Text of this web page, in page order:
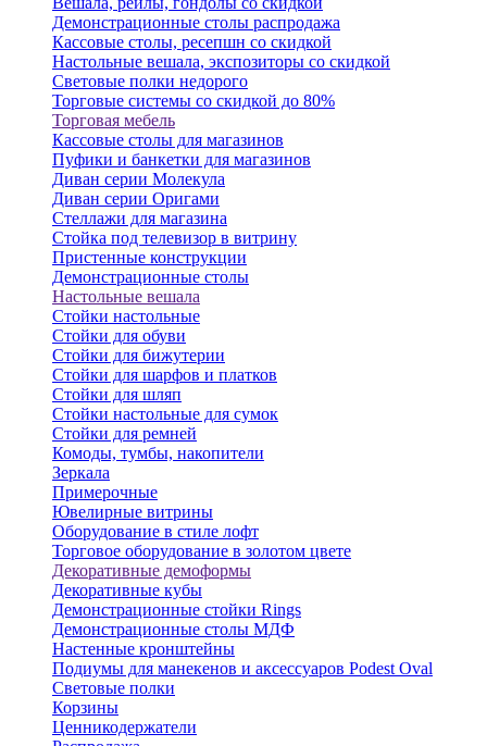
Демонстрационные столы распродажа
Кассовые столы, ресепшн со скидкой
Настольные вешала, экспозиторы со скидкой
Световые полки недорого
Торговые системы со скидкой до 80%
Торговая мебель
Кассовые столы для магазинов
Пуфики и банкетки для магазинов
Диван серии Молекула
Диван серии Оригами
Стеллажи для магазина
Стойка под телевизор в витрину
Пристенные конструкции
Демонстрационные столы
Настольные вешала
Стойки настольные
Стойки для обуви
Стойки для бижутерии
Стойки для шарфов и платков
Стойки для шляп
Стойки настольные для сумок
Стойки для ремней
Комоды, тумбы, накопители
Зеркала
Примерочные
Ювелирные витрины
Оборудование в стиле лофт
Торговое оборудование в золотом цвете
Декоративные демоформы
Декоративные кубы
Демонстрационные стойки Rings
Демонстрационные столы МДФ
Настенные кронштейны
Подиумы для манекенов и аксессуаров Podest Oval
Световые полки
Корзины
Ценникодержатели